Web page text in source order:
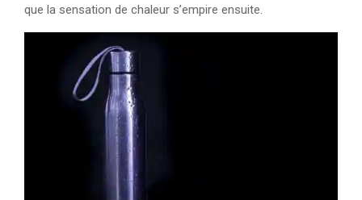
que la sensation de chaleur s’empire ensuite.